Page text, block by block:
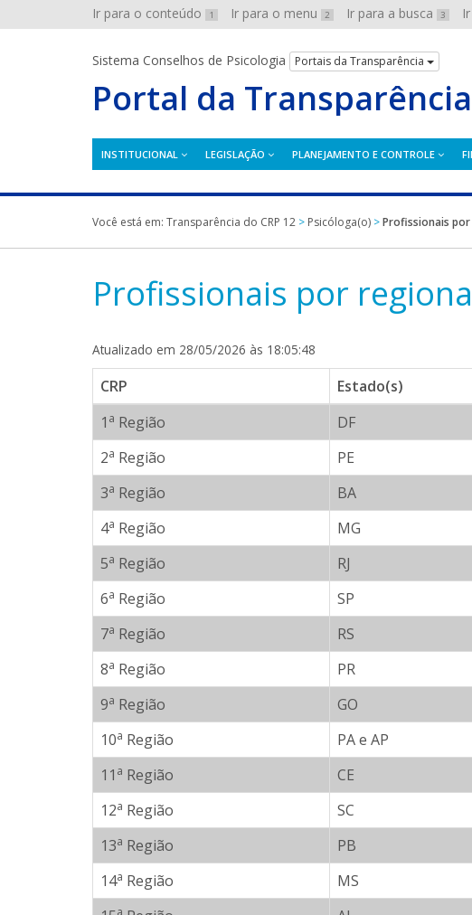
Ir para o conteúdo 1 Ir para o menu 2 Ir para a busca 3
Sistema Conselhos de Psicologia Portais da Transparência
Portal da Transparência
INSTITUCIONAL LEGISLAÇÃO PLANEJAMENTO E CONTROLE
Você está em: Transparência do CRP 12 > Psicóloga(o) >Profissionais
Profissionais por
Atualizado em 28/05/2026 às 18:05:48
CRP Estado(s)
1 a Região DF
2a Região PE
3a Região BA
4a Região MG
5a Região RJ
6a Região SP
7a Região RS
8a Região PR
9a Região GO
10a Região PA e AP
11 a Região CE
12a Região SC
13a Região PB
14a Região MS